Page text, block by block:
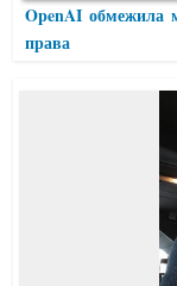
OpenAI обмежила
права